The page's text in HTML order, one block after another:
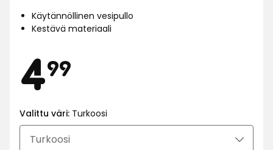
Käytännöllinen vesipullo
Kestävä materiaali
Hinta
499
€
Valittu väri: Turkoosi